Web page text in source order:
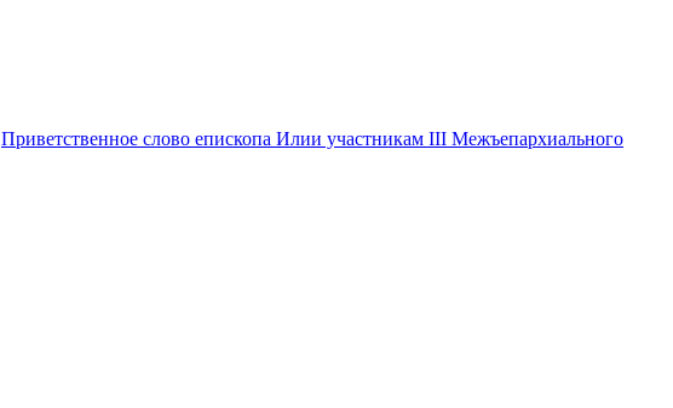
Приветственное слово епископа Илии участникам III Межъепархиального